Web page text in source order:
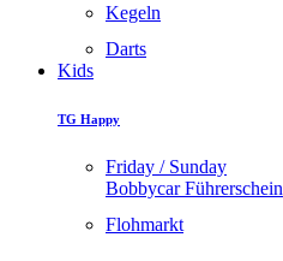
Kegeln
Darts
Kids
TG Happy
Friday / Sunday
Bobbycar Führerschein
Flohmarkt